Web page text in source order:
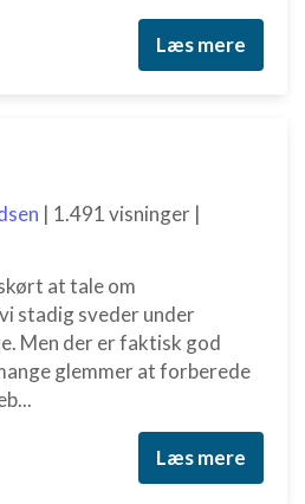
Læs mere
| 1.491 visninger |
at tale om
stadig sveder under
Men der er faktisk god
glemmer at forberede
Læs mere